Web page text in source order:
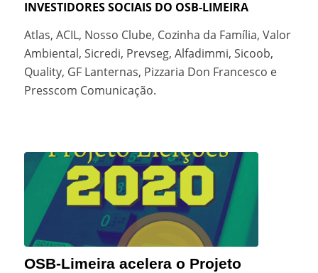
INVESTIDORES SOCIAIS DO OSB-LIMEIRA
Atlas, ACIL, Nosso Clube, Cozinha da Família, Valor
Ambiental, Sicredi, Prevseg, Alfadimmi, Sicoob,
Quality, GF Lanternas, Pizzaria Don Francesco e
Presscom Comunicação.
OSB-Limeira acelera o Projeto